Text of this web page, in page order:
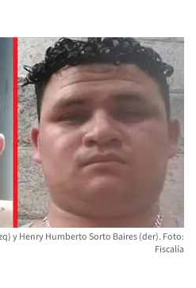
y Henry Humberto Sorto Baires (der). Foto:
Fiscalía